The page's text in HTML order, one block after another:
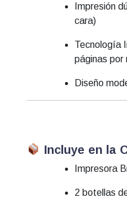
Impresión
cara)
Tecnología
páginas por
Diseño
Incluye en la
Impresora
2 botellas